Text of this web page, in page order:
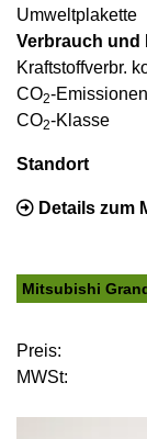
Umweltplakette
Verbrauch und
Kraftstoffverbr.
CO2-
CO2-Klasse
Standort
Details zum
Mitsubishi
Preis:
MWSt: